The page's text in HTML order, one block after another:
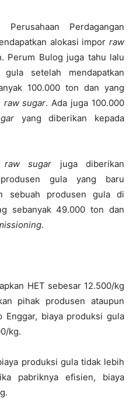
Perdagangan
alokasi impor raw
Perum Bulog juga tahu lalu
setelah mendapatkan
100.000 ton dan yang
raw sugar. Ada juga 100.000
yang diberikan kepada
raw sugar juga diberikan
gula yang baru
sebuah produsen gula di
sebanyak 49.000 ton dan
.
HET sebesar 12.500/kg
pihak produsen ataupun
Enggar, biaya produksi gula
kg.
produksi gula tidak lebih
pabriknya efisien, biaya